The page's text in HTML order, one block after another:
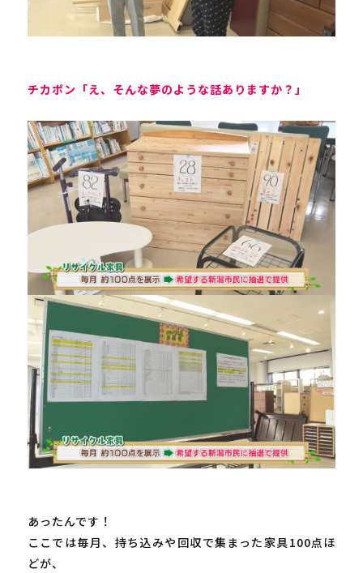
チカポン「え、そんな夢のような話ありますか？」
あったんです！
ここでは毎月、持ち込みや回収で集まった家具100点ほ
どが、